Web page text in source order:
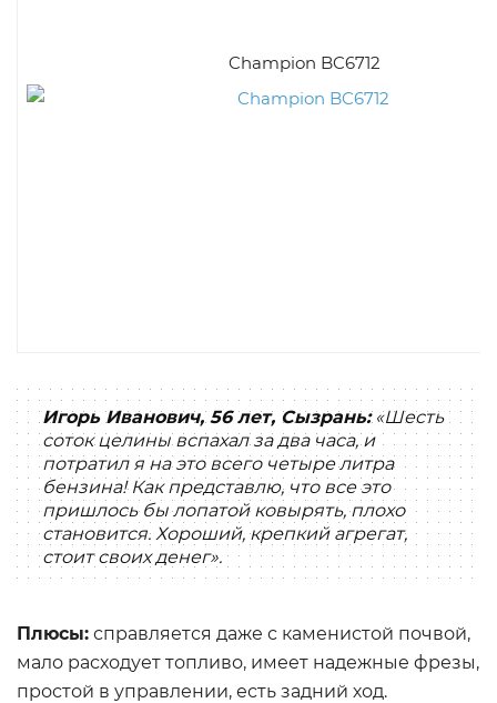
Champion BC6712
Игорь Иванович, 56 лет, Сызрань:«Шесть
соток целины вспахал за два часа, и
потратил я на это всего четыре литра
бензина! Как представлю, что все это
пришлось бы лопатой ковырять, плохо
становится. Хороший, крепкий агрегат,
стоит своих денег».
Плюсы: справляется даже с каменистой почвой,
мало расходует топливо, имеет надежные фрезы,
простой в управлении, есть задний ход.